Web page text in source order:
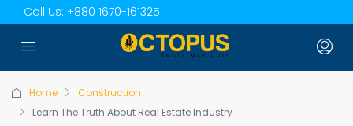
Call Us: +880 1670-161325
Home
Construction
Learn The Truth About Real Estate Industry